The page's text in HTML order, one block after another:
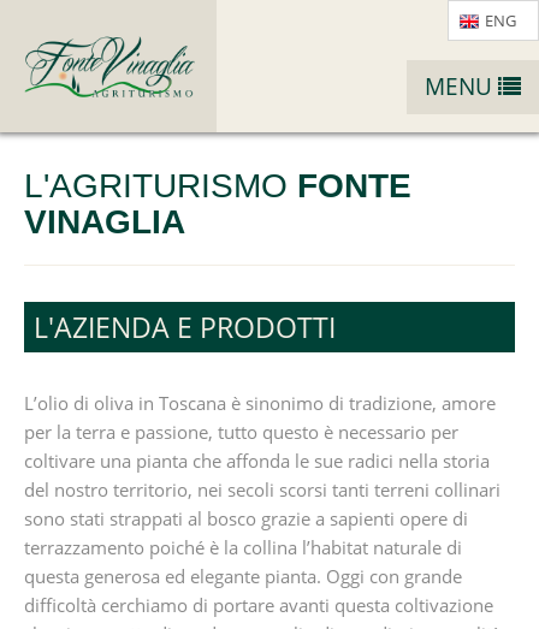
MENU
ENG
L'AGRITURISMO FONTE
VINAGLIA
L'AZIENDA E PRODOTTI
L’olio di oliva in Toscana è sinonimo di tradizione, amore
per la terra e passione, tutto questo è necessario per
coltivare una pianta che affonda le sue radici nella storia
del nostro territorio, nei secoli scorsi tanti terreni collinari
sono stati strappati al bosco grazie a sapienti opere di
terrazzamento poiché è la collina l’habitat naturale di
questa generosa ed elegante pianta. Oggi con grande
difficoltà cerchiamo di portare avanti questa coltivazione